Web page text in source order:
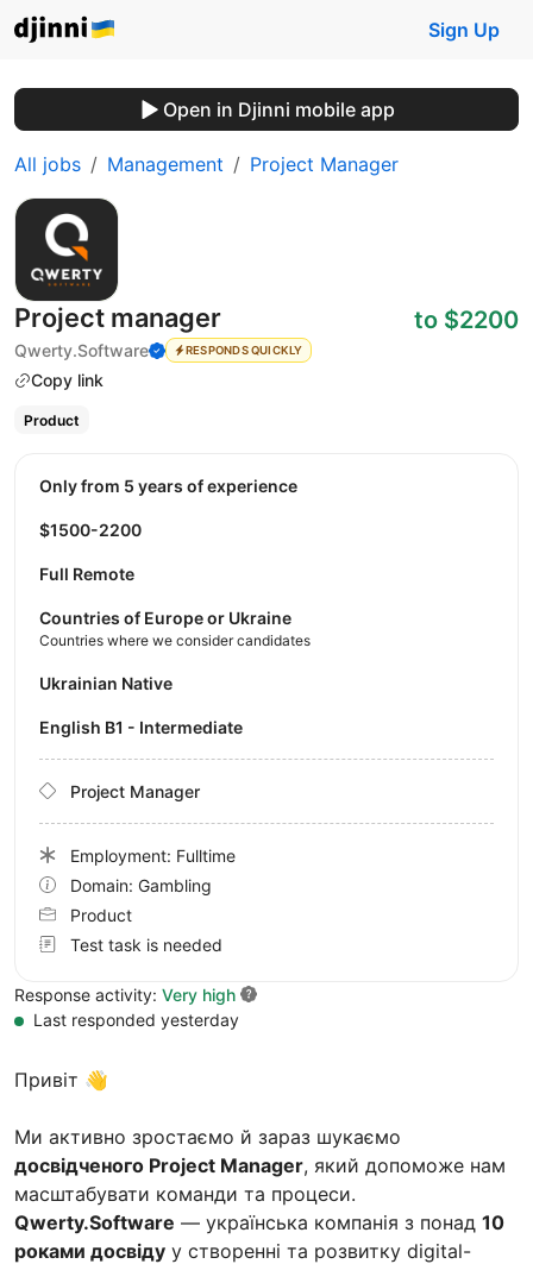
Sign Up
Open in Djinni mobile app
All jobs Management Project Manager
Project manager
Qwerty.Software RESPONDS QUICKLY
Copy link
to $2200
Product
Привіт 👋
Ми активно зростаємо й зараз шукаємо
досвідченого Project Manager, який допоможе нам
масштабувати команди та процеси.
Qwerty.Software — українська компанія з понад 10
роками досвіду у створенні та розвитку digital-
Only from 5 years of experience
$1500-2200
Full Remote
Countries of Europe or Ukraine
Countries where we consider candidates
Ukrainian Native
English B1 - Intermediate
Project Manager
Employment: Fulltime
Domain: Gambling
Product
Test task is needed
Response activity: Very high
Last responded yesterday